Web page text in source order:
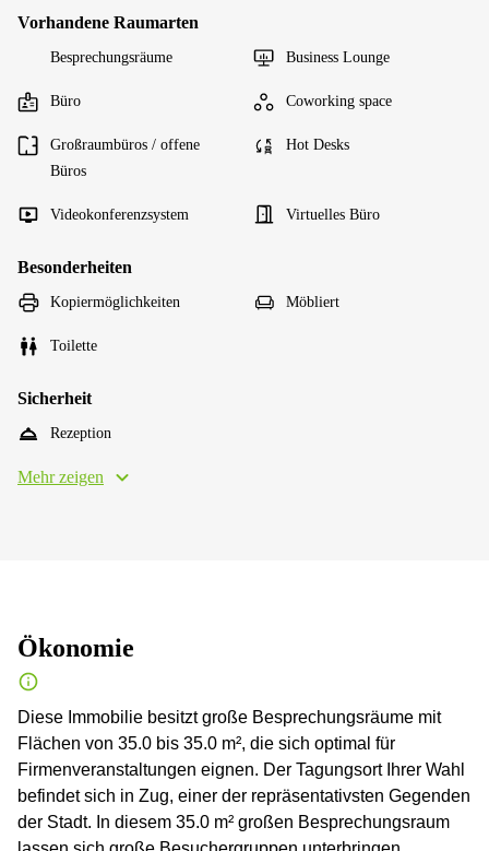
Vorhandene Raumarten
Besprechungsräume Business Lounge
Büro Coworking space
Großraumbüros / offene
Büros
Hot Desks
Videokonferenzsystem Virtuelles Büro
Besonderheiten
Kopiermöglichkeiten Möbliert
Toilette
Sicherheit
Rezeption
Mehr zeigen
Ökonomie
Diese Immobilie besitzt große Besprechungsräume mit
Flächen von 35.0 bis 35.0 m², die sich optimal für
Firmenveranstaltungen eignen. Der Tagungsort Ihrer Wahl
befindet sich in Zug, einer der repräsentativsten Gegenden
der Stadt. In diesem 35.0 m² großen Besprechungsraum